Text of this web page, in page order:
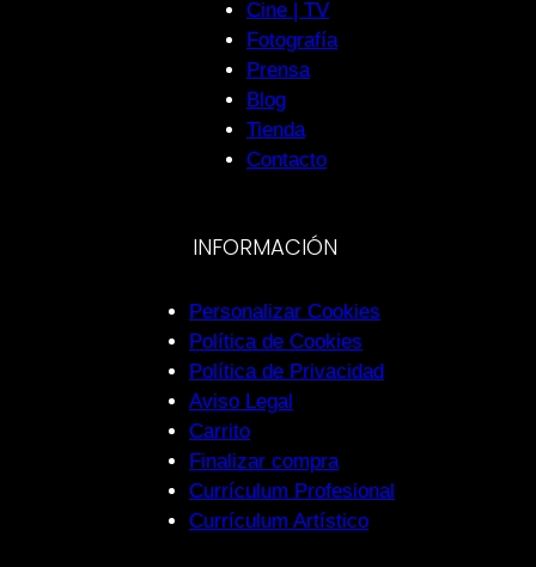
Cine | TV
Fotografía
Prensa
Blog
Tienda
Contacto
INFORMACIÓN
Personalizar Cookies
Política de Cookies
Política de Privacidad
Aviso Legal
Carrito
Finalizar compra
Currículum Profesional
Currículum Artístico